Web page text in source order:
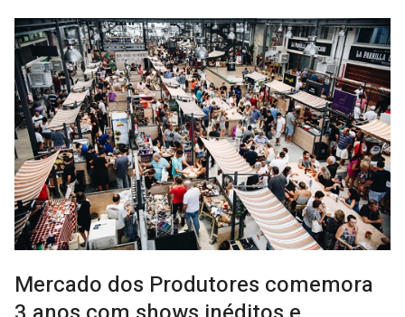
Mercado dos Produtores comemora